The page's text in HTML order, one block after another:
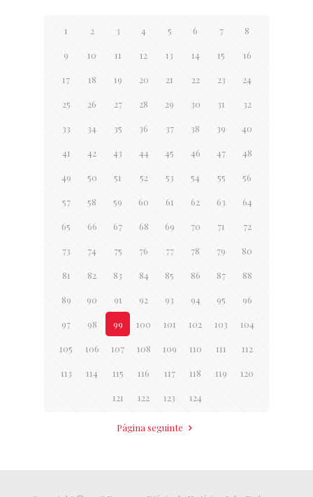
1 2 3 4 5 6 7 8
9 10 11 12 13 14 15 16
17 18 19 20 21 22 23 24
25 26 27 28 29 30 31 32
33 34 35 36 37 38 39 40
41 42 43 44 45 46 47 48
49 50 51 52 53 54 55 56
57 58 59 60 61 62 63 64
65 66 67 68 69 70 71 72
73 74 75 76 77 78 79 80
81 82 83 84 85 86 87 88
89 90 91 92 93 94 95 96
97 98 99 100 101 102 103 104
105 106 107 108 109 110 111 112
113 114 115 116 117 118 119 120
121 122 123 124
Página seguinte